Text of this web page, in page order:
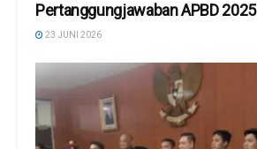
Pertanggungjawaban APBD 2025
23 JUNI 2026